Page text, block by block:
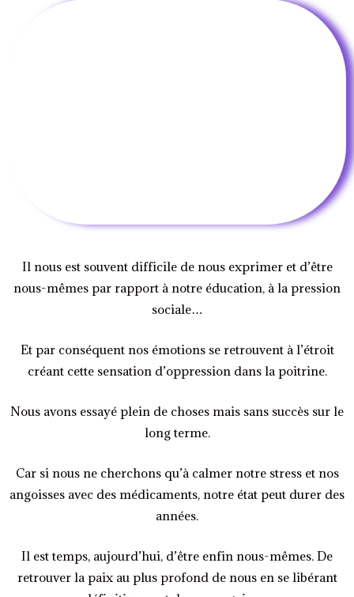
Il nous est souvent difficile de nous exprimer et d’être
nous-mêmes par rapport à notre éducation, à la pression
sociale…
Et par conséquent nos émotions se retrouvent à l’étroit
créant cette sensation d’oppression dans la poitrine.
Nous avons essayé plein de choses mais sans succès sur le
long terme.
Car si nous ne cherchons qu’à calmer notre stress et nos
angoisses avec des médicaments, notre état peut durer des
années.
Il est temps, aujourd’hui, d’être enfin nous-mêmes. De
retrouver la paix au plus profond de nous en se libérant